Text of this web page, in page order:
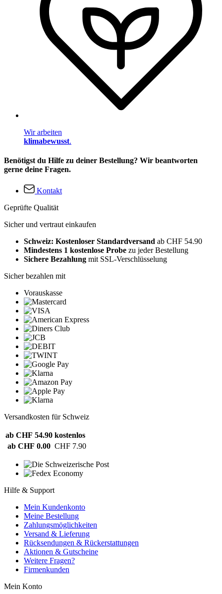
Wir arbeiten
klimabewusst.
Benötigst du Hilfe zu deiner Bestellung? Wir beantworten
gerne deine Fragen.
Kontakt
Geprüfte Qualität
Sicher und vertraut einkaufen
Schweiz: Kostenloser Standardversand ab CHF 54.90
Mindestens 1 kostenlose Probe zu jeder Bestellung
Sichere Bezahlung mit SSL-Verschlüsselung
Sicher bezahlen mit
Vorauskasse
Versandkosten für Schweiz
ab CHF 54.90 kostenlos
ab CHF 0.00 CHF 7.90
Hilfe & Support
Mein Kundenkonto
Meine Bestellung
Zahlungsmöglichkeiten
Versand & Lieferung
Rücksendungen & Rückerstattungen
Aktionen & Gutscheine
Weitere Fragen?
Firmenkunden
Mein Konto